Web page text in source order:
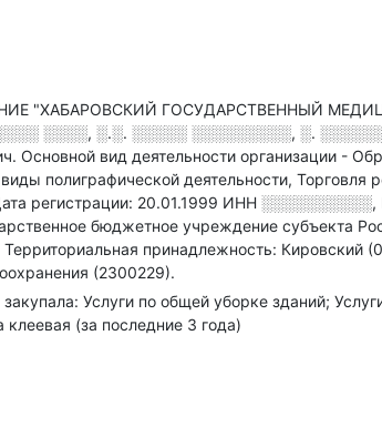
"ХАБАРОВСКИЙ ГОСУДАРСТВЕННЫЙ
░░░░, ░.░. ░░░░░ ░░░░░░░░░, ░.
Основной вид деятельности организации -
полиграфической деятельности, Торговля
регистрации: 20.01.1999 ИНН ░░░░░░░░░░,
бюджетное учреждение субъекта
Территориальная принадлежность: Кировский
(2300229).
Услуги по общей уборке зданий;
(за последние 3 года)